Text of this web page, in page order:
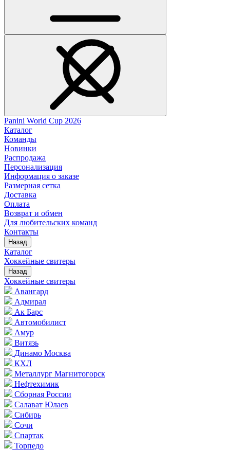
Panini World Cup 2026
Каталог
Команды
Новинки
Распродажа
Персонализация
Информация о заказе
Размерная сетка
Доставка
Оплата
Возврат и обмен
Для любительских команд
Контакты
Назад
Каталог
Хоккейные свитеры
Назад
Хоккейные свитеры
Авангард
Адмирал
Ак Барс
Автомобилист
Амур
Витязь
Динамо Москва
КХЛ
Металлург Магнитогорск
Нефтехимик
Сборная России
Салават Юлаев
Сибирь
Сочи
Спартак
Торпедо